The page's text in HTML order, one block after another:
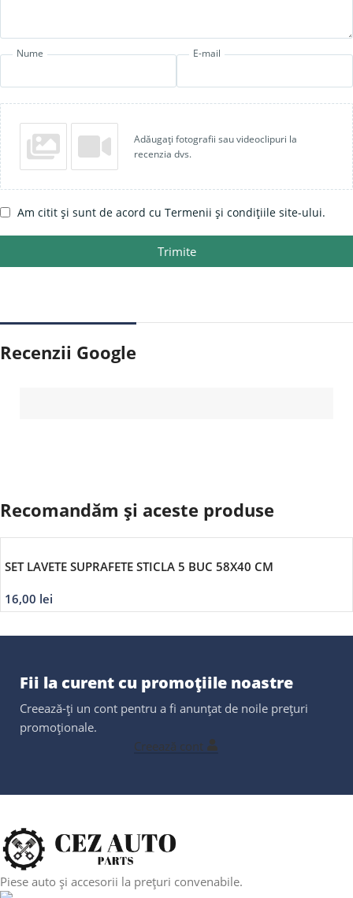
Nume E-mail
Adăugați fotografii sau videoclipuri la
recenzia dvs.
Am citit și sunt de acord cu Termenii și condițiile site-ului.
Trimite
Recenzii Google
Recomandăm și aceste produse
SET LAVETE SUPRAFETE STICLA 5 BUC 58X40 CM
16,00 lei
Fii la curent cu promoțiile noastre
Creează-ți un cont pentru a fi anunțat de noile prețuri
promoționale.
Creează cont
Piese auto și accesorii la prețuri convenabile.